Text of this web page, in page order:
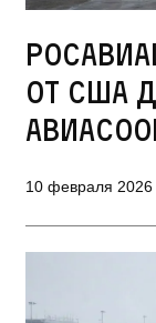
от США
10 февраля 2026